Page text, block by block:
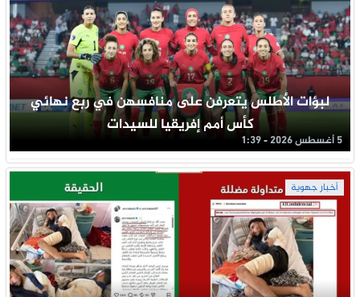
لبؤات الأطلس يتعرفن على منافسهن في ربع نهائي
كأس أمم إفريقيا للسيدات
5 أغسطس 2026 - 1:39
أخبار جهوية